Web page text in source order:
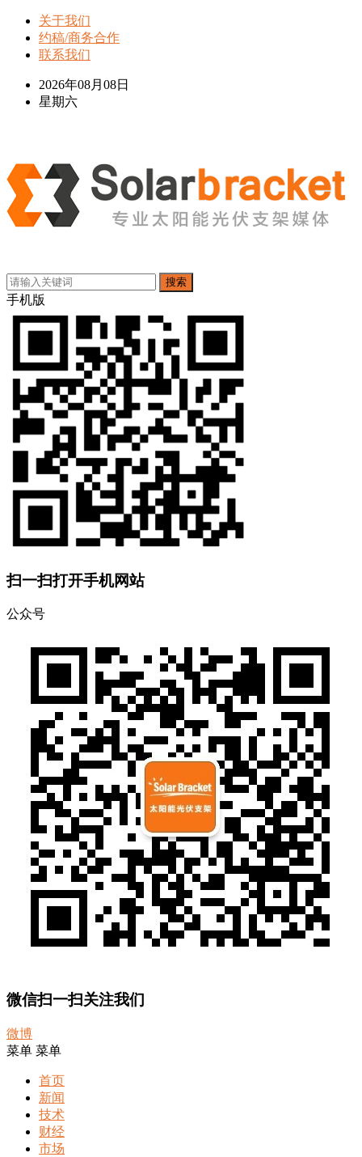
关于我们
约稿/商务合作
联系我们
2026年08月08日
星期六
搜索
手机版
扫一扫打开手机网站
公众号
微信扫一扫关注我们
微博
菜单 菜单
首页
新闻
技术
财经
市场